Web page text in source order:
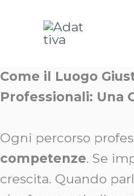
Come il Luogo
Professionali: Una
Ogni percorso
competenze. Se
crescita. Quando